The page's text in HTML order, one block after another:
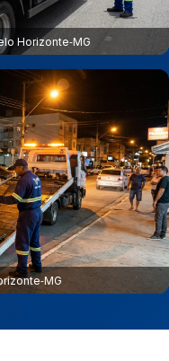
Horizonte‑MG